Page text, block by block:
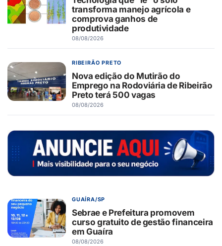
transforma manejo agrícola e
comprova ganhos de
produtividade
08/08/2026
RIBEIRÃO PRETO
Nova edição do Mutirão do
Emprego na Rodoviária de Ribeirão
Preto terá 500 vagas
08/08/2026
GUAÍRA/SP
Sebrae e Prefeitura promovem
curso gratuito de gestão financeira
em Guaíra
08/08/2026